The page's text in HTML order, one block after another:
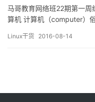
马哥教育网络班22期第一
算机 计算机（computer）
所组成，计算机的组成遵循
Linux干货 2016-08-14